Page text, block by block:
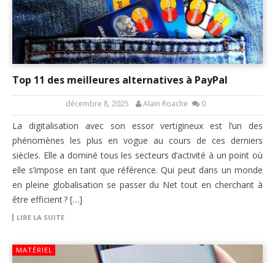
Top 11 des meilleures alternatives à PayPal
décembre 8, 2025 Alain Roache 0
La digitalisation avec son essor vertigineux est l’un des
phénomènes les plus en vogue au cours de ces derniers
siècles. Elle a dominé tous les secteurs d’activité à un point où
elle s’impose en tant que référence. Qui peut dans un monde
en pleine globalisation se passer du Net tout en cherchant à
être efficient ? […]
LIRE LA SUITE
MATÉRIEL